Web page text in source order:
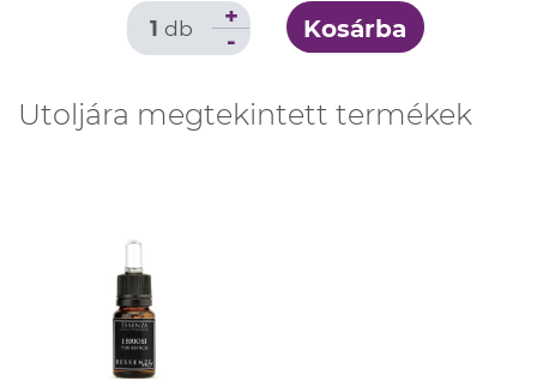
1 db -
+ Kosárba
Utoljára megtekintett termékek